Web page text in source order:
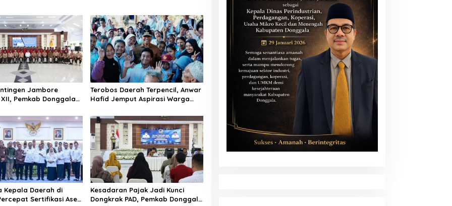
Jambore
Pemkab Donggala
Kebanggaan
Terobos Daerah Terpencil, Anwar
Hafid Jemput Aspirasi Warga
Wilayah yang Tertinggal”
Kepala Daerah di
Sertifikasi Aset,
Kesadaran Pajak Jadi Kunci
Dongkrak PAD, Pemkab Donggala